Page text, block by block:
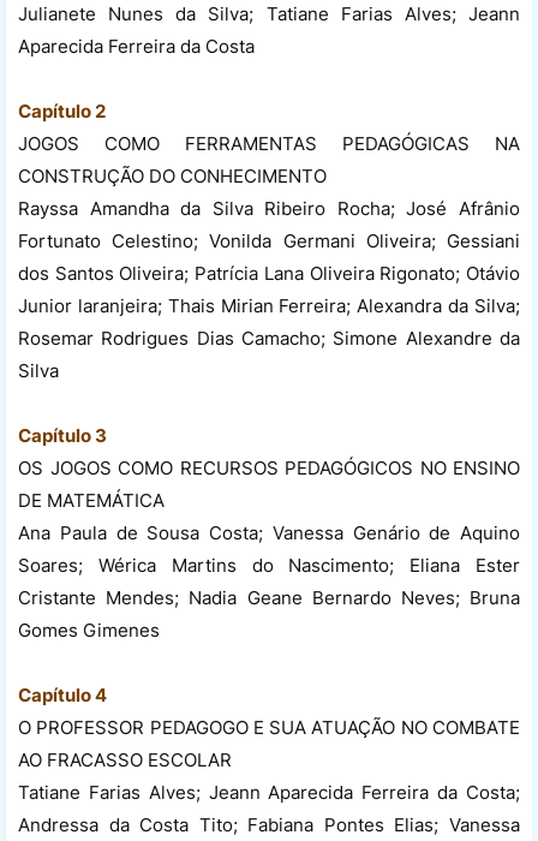
Julianete Nunes da Silva; Tatiane Farias Alves; Jeann
Aparecida Ferreira da Costa
Capítulo 2
JOGOS COMO FERRAMENTAS PEDAGÓGICAS NA
CONSTRUÇÃO DO CONHECIMENTO
Rayssa Amandha da Silva Ribeiro Rocha; José Afrânio
Fortunato Celestino; Vonilda Germani Oliveira; Gessiani
dos Santos Oliveira; Patrícia Lana Oliveira Rigonato; Otávio
Junior laranjeira; Thais Mirian Ferreira; Alexandra da Silva;
Rosemar Rodrigues Dias Camacho; Simone Alexandre da
Silva
Capítulo 3
OS JOGOS COMO RECURSOS PEDAGÓGICOS NO ENSINO
DE MATEMÁTICA
Ana Paula de Sousa Costa; Vanessa Genário de Aquino
Soares; Wérica Martins do Nascimento; Eliana Ester
Cristante Mendes; Nadia Geane Bernardo Neves; Bruna
Gomes Gimenes
Capítulo 4
O PROFESSOR PEDAGOGO E SUA ATUAÇÃO NO COMBATE
AO FRACASSO ESCOLAR
Tatiane Farias Alves; Jeann Aparecida Ferreira da Costa;
Andressa da Costa Tito; Fabiana Pontes Elias; Vanessa